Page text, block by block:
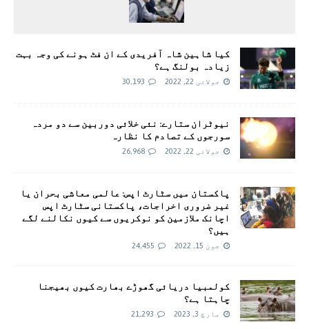
کیا شاہین شاہ آفریدی کے ان فٹ ہونے کی وجہ بہت
زیادہ بولنگ ہے؟
جولائی 22, 2022 30,193
نیوٹران ستارے: نئی خلائی دوربین سے دو مردہ
سورجوں کے تصادم کا نظارہ
جولائی 22, 2022 26,968
پاکستان میں سٹارٹ اپس: عالمی معاشی بحران یا
غیر ضروری اخراجات، پاکستانی سٹارٹ اپس
اچانک ملازمین کو نوکریوں سے کیوں نکالنے لگے
ہیں؟
جون 15, 2022 24,455
کولمبیا دریائی گھوڑے بھارت کیوں بھیجنا
چاہتا ہے؟
مارچ 3, 2023 21,293